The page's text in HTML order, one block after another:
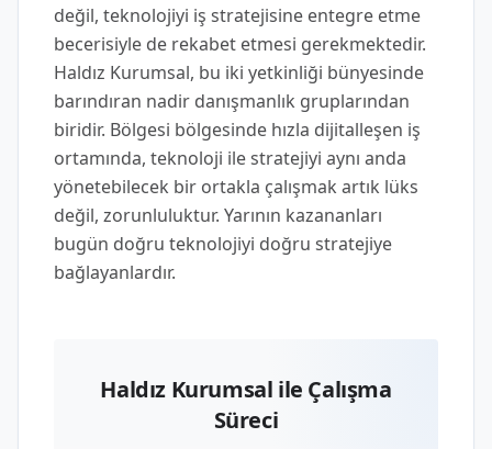
değil, teknolojiyi iş stratejisine entegre etme
becerisiyle de rekabet etmesi gerekmektedir.
Haldız Kurumsal, bu iki yetkinliği bünyesinde
barındıran nadir danışmanlık gruplarından
biridir. Bölgesi bölgesinde hızla dijitalleşen iş
ortamında, teknoloji ile stratejiyi aynı anda
yönetebilecek bir ortakla çalışmak artık lüks
değil, zorunluluktur. Yarının kazananları
bugün doğru teknolojiyi doğru stratejiye
bağlayanlardır.
Haldız Kurumsal ile Çalışma
Süreci